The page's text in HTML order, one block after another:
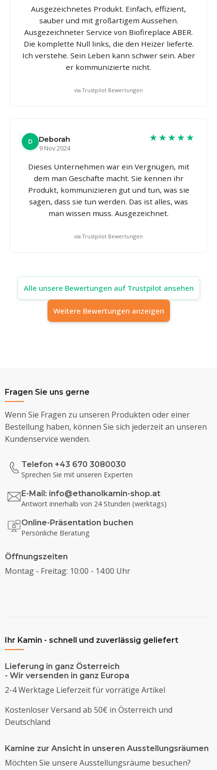
Ausgezeichnetes Produkt. Einfach, effizient,
sauber und mit großartigem Aussehen.
Ausgezeichneter Service von Biofireplace ABER.
Die komplette Null links, die den Heizer lieferte.
Ich verstehe. Sein Leben kann schwer sein. Aber
er kommunizierte nicht.
via Trustpilot Bewertungen
D
Deborah
9 Nov 2024
★★★★★
Dieses Unternehmen war ein Vergnügen, mit
dem man Geschäfte macht. Sie kennen ihr
Produkt, kommunizieren gut und tun, was sie
sagen, dass sie tun werden. Das ist alles, was
man wissen muss. Ausgezeichnet.
via Trustpilot Bewertungen
Alle unsere Bewertungen auf Trustpilot ansehen
Weitere Bewertungen anzeigen
Fragen Sie uns gerne
Wenn Sie Fragen zu unseren Produkten oder einer
Bestellung haben, können Sie sich jederzeit an unseren
Kundenservice wenden.
Telefon +43 670 3080030
Sprechen Sie mit unseren Experten
E-Mail: info@ethanolkamin-shop.at
Antwort innerhalb von 24 Stunden (werktags)
Online-Präsentation buchen
Persönliche Beratung
Öffnungszeiten
Montag - Freitag: 10:00 - 14:00 Uhr
Ihr Kamin - schnell und zuverlässig geliefert
Lieferung in ganz Österreich
- Wir versenden in ganz Europa
2-4 Werktage Lieferzeit für vorrätige Artikel
Kostenloser Versand ab 50€ in Österreich und
Deutschland
Kamine zur Ansicht in unseren Ausstellungsräumen
Möchten Sie unsere Ausstellungsräume besuchen?